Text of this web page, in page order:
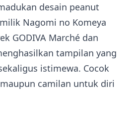
desain peanut
Nagomi no Komeya
GODIVA Marché dan
tampilan yang
istimewa. Cocok
camilan untuk diri